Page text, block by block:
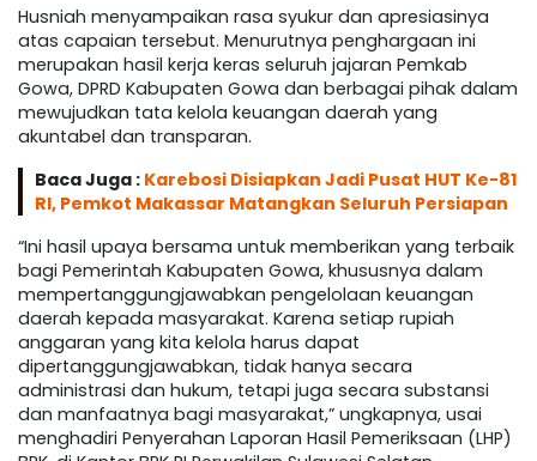
Husniah menyampaikan rasa syukur dan apresiasinya
atas capaian tersebut. Menurutnya penghargaan ini
merupakan hasil kerja keras seluruh jajaran Pemkab
Gowa, DPRD Kabupaten Gowa dan berbagai pihak dalam
mewujudkan tata kelola keuangan daerah yang
akuntabel dan transparan.
Baca Juga : Karebosi Disiapkan Jadi Pusat HUT Ke-81
RI, Pemkot Makassar Matangkan Seluruh Persiapan
“Ini hasil upaya bersama untuk memberikan yang terbaik
bagi Pemerintah Kabupaten Gowa, khususnya dalam
mempertanggungjawabkan pengelolaan keuangan
daerah kepada masyarakat. Karena setiap rupiah
anggaran yang kita kelola harus dapat
dipertanggungjawabkan, tidak hanya secara
administrasi dan hukum, tetapi juga secara substansi
dan manfaatnya bagi masyarakat,” ungkapnya, usai
menghadiri Penyerahan Laporan Hasil Pemeriksaan (LHP)